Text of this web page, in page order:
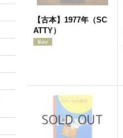
【古本】1977年（SC
ATTY）